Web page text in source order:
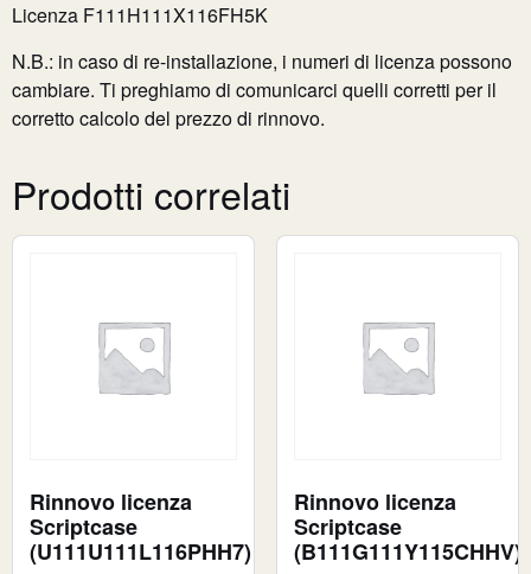
Licenza F111H111X116FH5K
N.B.: in caso di re-installazione, i numeri di licenza possono
cambiare. Ti preghiamo di comunicarci quelli corretti per il
corretto calcolo del prezzo di rinnovo.
Prodotti correlati
Rinnovo licenza
Scriptcase
(U111U111L116PHH7)
Rinnovo licenza
Scriptcase
(B111G111Y115CHHV)